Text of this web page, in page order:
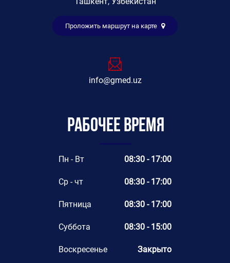
Проложить маршрут на карте
info@gmed.uz
Рабочее время
Пн - Вт 08:30 - 17:00
Ср - чт 08:30 - 17:00
Пятница 08:30 - 17:00
Суббота 08:30 - 15:00
Воскресенье Закрыто